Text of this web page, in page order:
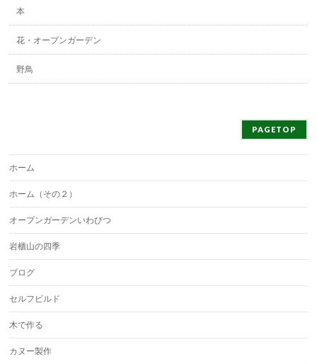
本
花・オープンガーデン
野鳥
PAGETOP
ホーム
ホーム（その２）
オープンガーデンいわびつ
岩櫃山の四季
ブログ
セルフビルド
木で作る
カヌー製作